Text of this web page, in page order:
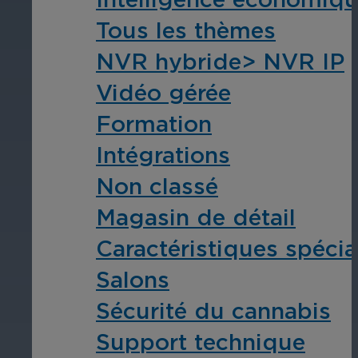
Éducation
Assurez la sécurité dans les
établissements d'enseignement.
L'hospitalité
Améliorez la sécurité des clients,
chaque zone de votre établissement.
Tous les thèmes
NVR hybride> NVR IP
Vidéo gérée
Formation
Intégrations
Non classé
Magasin de détail
Caractéristiques
Salons
Sécurité du cannabis
Support technique